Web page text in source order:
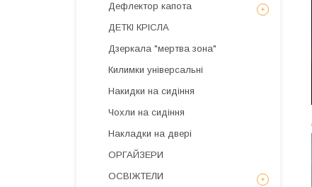
Дефлектор капота
ДЕТКІ КРІСЛА
Дзеркала "мертва зона"
Килимки універсальні
Накидки на сидіння
Чохли на сидіння
Накладки на двері
ОРГАЙЗЕРИ
ОСВІЖТЕЛИ